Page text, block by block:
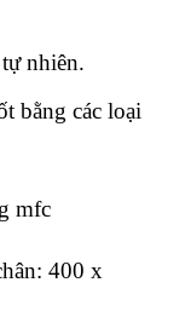
nhiên.
bằng các loại
mfc
400 x